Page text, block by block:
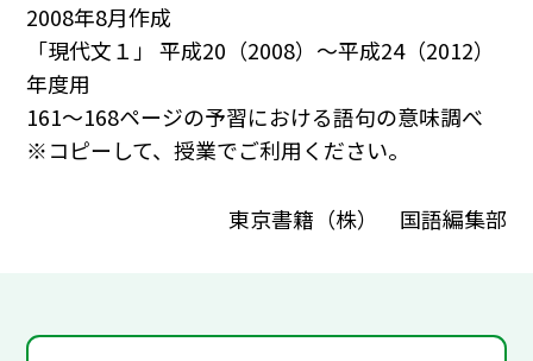
2008年8月作成
「現代文１」 平成20（2008）～平成24（2012）
年度用
161～168ページの予習における語句の意味調べ
※コピーして、授業でご利用ください。
東京書籍（株） 国語編集部